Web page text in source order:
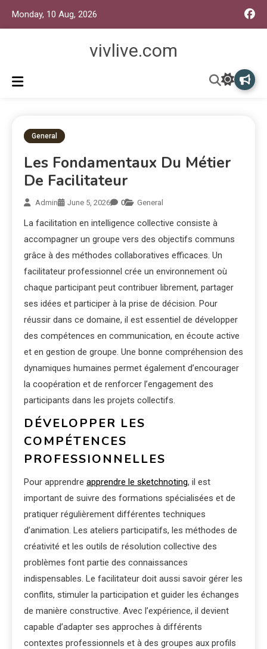
Monday, 10 Aug, 2026
vivlive.com
General
Les Fondamentaux Du Métier
De Facilitateur
Admin June 5, 2026 0 General
La facilitation en intelligence collective consiste à
accompagner un groupe vers des objectifs communs
grâce à des méthodes collaboratives efficaces. Un
facilitateur professionnel crée un environnement où
chaque participant peut contribuer librement, partager
ses idées et participer à la prise de décision. Pour
réussir dans ce domaine, il est essentiel de développer
des compétences en communication, en écoute active
et en gestion de groupe. Une bonne compréhension des
dynamiques humaines permet également d’encourager
la coopération et de renforcer l’engagement des
participants dans les projets collectifs.
DÉVELOPPER LES
COMPÉTENCES
PROFESSIONNELLES
Pour apprendre apprendre le sketchnoting, il est
important de suivre des formations spécialisées et de
pratiquer régulièrement différentes techniques
d’animation. Les ateliers participatifs, les méthodes de
créativité et les outils de résolution collective des
problèmes font partie des connaissances
indispensables. Le facilitateur doit aussi savoir gérer les
conflits, stimuler la participation et guider les échanges
de manière constructive. Avec l’expérience, il devient
capable d’adapter ses approches à différents
contextes professionnels et à des groupes aux profils